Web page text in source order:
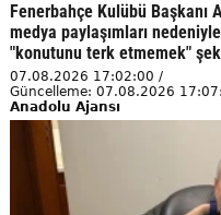
Fenerbahçe Kulübü Başkanı
medya paylaşımları
"konutunu terk etmemek"
07.08.2026 17:02:00 /
Güncelleme: 07.08.2026
Anadolu Ajansı